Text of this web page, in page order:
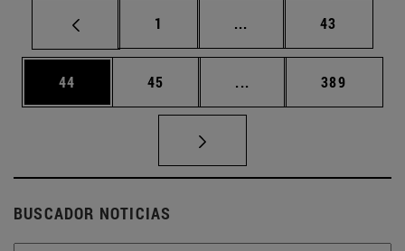
Página
1 ... Páginas intermedias
Página
43
Página
44 Página
45 ... Páginas intermedias
Página
389
BUSCADOR NOTICIAS